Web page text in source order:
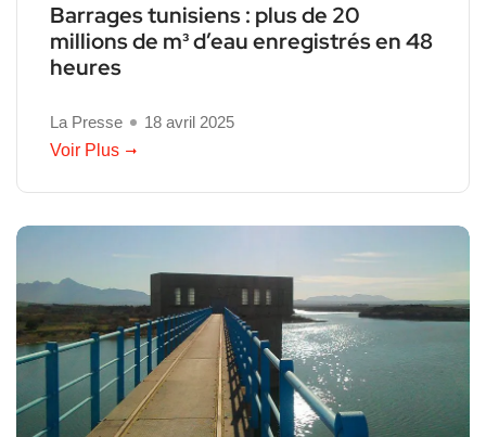
Barrages tunisiens : plus de 20
millions de m³ d’eau enregistrés en 48
heures
La Presse
18 avril 2025
Voir Plus